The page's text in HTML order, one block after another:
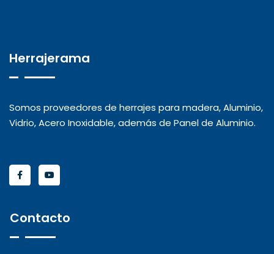
Herrajerama
Somos proveedores de herrajes para madera, Aluminio,
Vidrio, Acero Inoxidable, además de Panel de Aluminio.
Contacto